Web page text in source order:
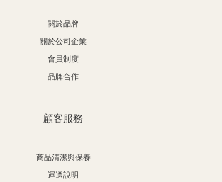
關於品牌
關於公司企業
會員制度
品牌合作
顧客服務
商品清潔與保養
運送說明